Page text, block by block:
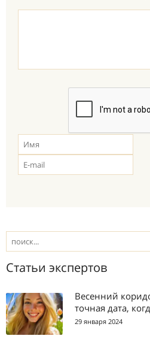
Статьи экспертов
Весенний
точная дата,
29 января 2024